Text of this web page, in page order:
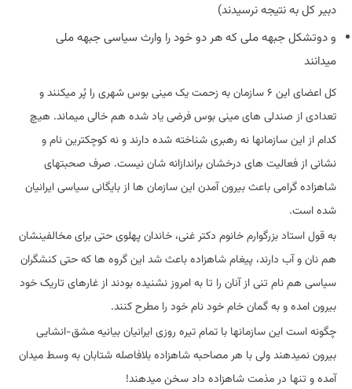
دبیر کل به نتیجه نرسیدند)
و دو‌تشکل جبهه ملی که هر دو خود را وارث سیاسی جبهه ملی
میدانند
کل اعضای این ۶ سازمان به زحمت یک مینی بوس شهری را پُر میکنند و
تعدادی از صندلی های مینی بوس فرضی یاد شده هم خالی میماند. هیچ
کدام از این سازمانها نه رهبری شناخته شده دارند و نه کوچکترین نام و
نشانی از فعالیت های درخشان براندازانه شان نیست. صرف صحبتهای
شاهزاده گرامی باعث بیرون آمدن این سازمان ها از بایگانی سیاسی ایرانیان
شده است.
به قول استاد بزرگوارم خانوم دکتر غنی، خاندان پهلوی حتی برای مخالفینشان
هم نان و آب دارند، پیغام شاهزاده باعث شد این گروه ها که حتی کنشگران
سیاسی هم نام تنی از آنان را تا به امروز نشنیده بودند از غارهای تاریک خود
بیرون امده و به گمان خام خود نام خود را مطرح کنند.
چگونه است این سازمانها با تمام تیره روزی ایرانیان بیانیه مشق-انشایی
بیرون نمیدهند ولی با هر مصاحبه شاهزاده بلافاصله شتابان به وسط میدان
آمده و تنها در مذمت شاهزاده داد سخن میدهند!